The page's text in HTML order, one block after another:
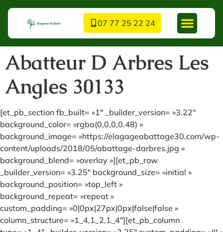
07 77 25 22 24
Abatteur D Arbres Les
Angles 30133
[et_pb_section fb_built= »1″ _builder_version= »3.22″
background_color= »rgba(0,0,0,0.48) »
background_image= »https://elagageabattage30.com/wp-
content/uploads/2018/05/abattage-darbres.jpg »
background_blend= »overlay »][et_pb_row
_builder_version= »3.25″ background_size= »initial »
background_position= »top_left »
background_repeat= »repeat »
custom_padding= »0|0px|27px|0px|false|false »
column_structure= »1_4,1_2,1_4″][et_pb_column